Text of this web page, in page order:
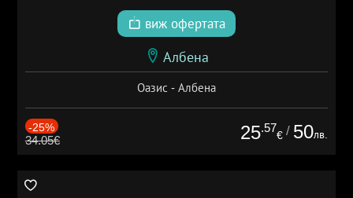
виж офертата
Албена
Оазис - Албена
-25%
34.05€ 25.57
€ / 50лв.